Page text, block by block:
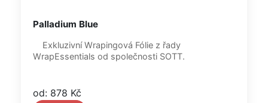
Palladium Blue
WrapEssentials od společnosti SOTT.
od: 878 Kč